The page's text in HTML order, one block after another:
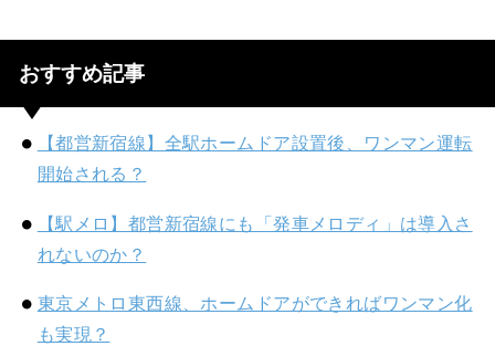
おすすめ記事
【都営新宿線】全駅ホームドア設置後、ワンマン運転
開始される？
【駅メロ】都営新宿線にも「発車メロディ」は導入さ
れないのか？
東京メトロ東西線、ホームドアができればワンマン化
も実現？